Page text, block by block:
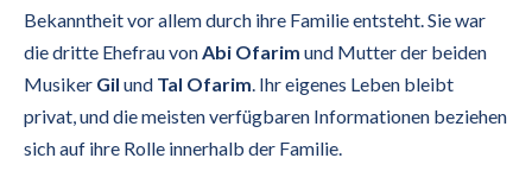
Bekanntheit vor allem durch ihre Familie entsteht. Sie war
die dritte Ehefrau vonAbi Ofarim und Mutter der beiden
Musiker Gil und Tal Ofarim. Ihr eigenes Leben bleibt
privat, und die meisten verfügbaren Informationen beziehen
sich auf ihre Rolle innerhalb der Familie.